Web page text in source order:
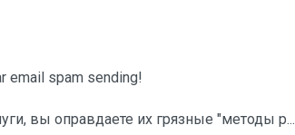
email spam sending!
вы оправдаете их грязные "методы р...